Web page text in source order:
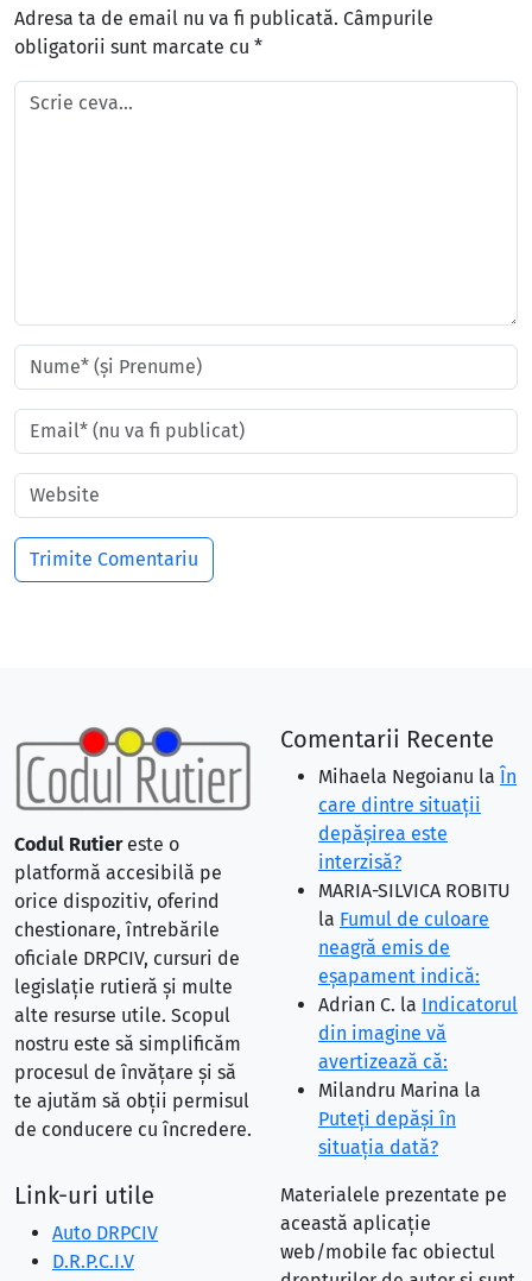
Adresa ta de email nu va fi publicată. Câmpurile
obligatorii sunt marcate cu *
Codul Rutiereste o
platformă accesibilă pe
orice dispozitiv, oferind
chestionare, întrebările
oficiale DRPCIV, cursuri de
legislație rutieră și multe
alte resurse utile. Scopul
nostru este să simplificăm
procesul de învățare și să
te ajutăm să obții permisul
de conducere cu încredere.
Comentarii Recente
Mihaela Negoianu la În
care dintre situaţii
depăşirea este
interzisă?
MARIA-SILVICA ROBITU
la Fumul de culoare
neagră emis de
eşapament indică:
Adrian C. la Indicatorul
din imagine vă
avertizează că:
Milandru Marina la
Puteţi depăşi în
situaţia dată?
Link-uri utile
Auto DRPCIV
D.R.P.C.I.V
Materialele prezentate pe
această aplicație
web/mobile fac obiectul